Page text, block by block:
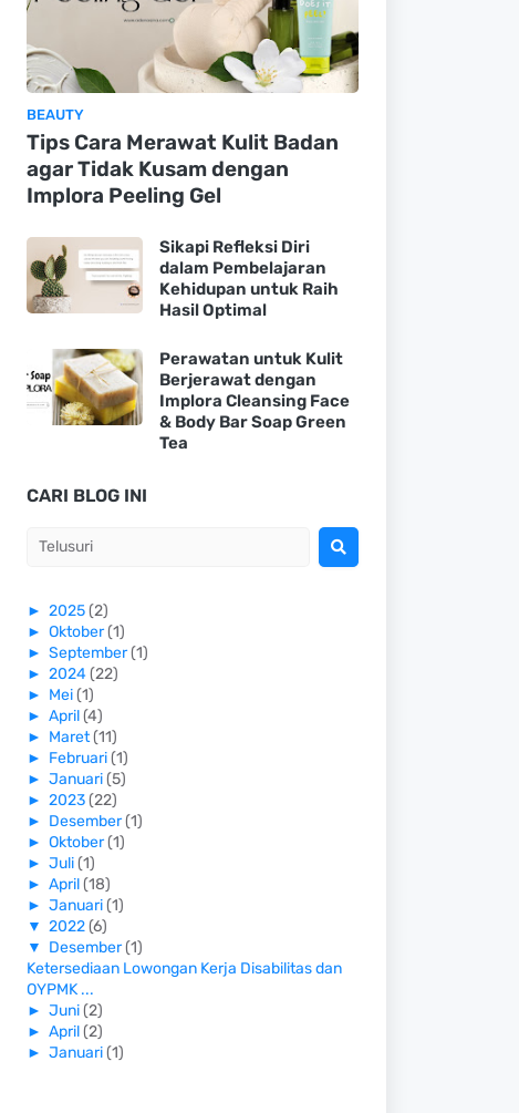
BEAUTY
Tips Cara Merawat Kulit Badan
agar Tidak Kusam dengan
Implora Peeling Gel
Sikapi Refleksi Diri
dalam Pembelajaran
Kehidupan untuk Raih
Hasil Optimal
Perawatan untuk Kulit
Berjerawat dengan
Implora Cleansing Face
& Body Bar Soap Green
Tea
CARI BLOG INI
► 2025 (2)
► Oktober (1)
► September (1)
► 2024 (22)
► Mei (1)
► April (4)
► Maret (11)
► Februari (1)
► Januari (5)
► 2023 (22)
► Desember (1)
► Oktober (1)
► Juli (1)
► April (18)
► Januari (1)
▼ 2022 (6)
▼ Desember (1)
Ketersediaan Lowongan Kerja Disabilitas dan
OYPMK ...
► Juni (2)
► April (2)
► Januari (1)